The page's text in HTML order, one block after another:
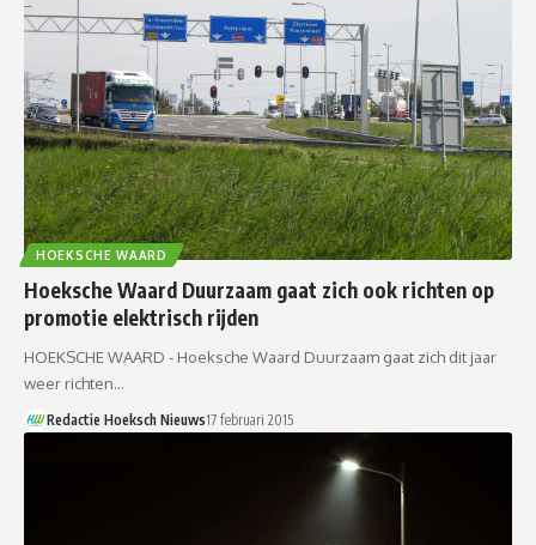
HOEKSCHE WAARD
Hoeksche Waard Duurzaam gaat zich ook richten op
promotie elektrisch rijden
HOEKSCHE WAARD - Hoeksche Waard Duurzaam gaat zich dit jaar
weer richten…
Redactie Hoeksch Nieuws17 februari 2015